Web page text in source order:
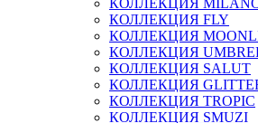
КОЛЛЕКЦИЯ FLY
КОЛЛЕКЦИЯ
КОЛЛЕКЦИЯ
КОЛЛЕКЦИЯ SALUT
КОЛЛЕКЦИЯ GLITTER
КОЛЛЕКЦИЯ TROPIC
КОЛЛЕКЦИЯ SMUZI